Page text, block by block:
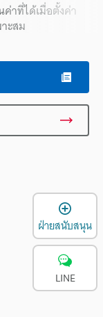
าที่ได้เมื่อตั้งค่า
ะสม
ฝ่ายสนับสนุน
LINE